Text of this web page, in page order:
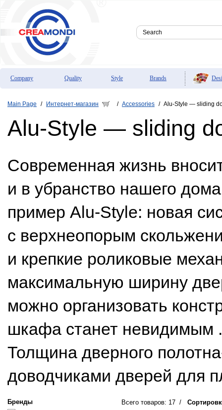
Company Quality Style Brands
Main Page / Интернет-магазин / Accessories / Alu-Style — sliding
Alu-Style — sliding
Современная жизнь
и в убранство нашего
пример Alu-Style: новая
с верхнеопорым
и крепкие роликовые
максимальную ширину
можно организовать
шкафа станет невидимым
Толщина дверного
доводчиками дверей для
Бренды
Всего товаров: 17 /